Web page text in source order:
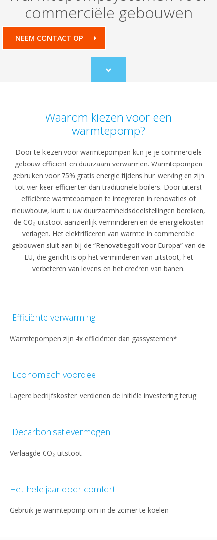
commerciële gebouwen
NEEM CONTACT OP
Scroll
to
Waarom kiezen voor een
warmtepomp?
Door te kiezen voor warmtepompen kun je je commerciële
gebouw efficiënt en duurzaam verwarmen. Warmtepompen
gebruiken voor 75% gratis energie tijdens hun werking en zijn
tot vier keer efficiënter dan traditionele boilers. Door uiterst
efficiënte warmtepompen te integreren in renovaties of
nieuwbouw, kunt u uw duurzaamheidsdoelstellingen bereiken,
de CO₂-uitstoot aanzienlijk verminderen en de energiekosten
verlagen. Het elektrificeren van warmte in commerciële
gebouwen sluit aan bij de “Renovatiegolf voor Europa” van de
EU, die gericht is op het verminderen van uitstoot, het
verbeteren van levens en het creëren van banen.
Efficiënte verwarming
Warmtepompen zijn 4x efficiënter dan gassystemen*
Economisch voordeel
Lagere bedrijfskosten verdienen de initiële investering terug
Decarbonisatievermogen
Verlaagde CO₂-uitstoot
Het hele jaar door comfort
Gebruik je warmtepomp om in de zomer te koelen